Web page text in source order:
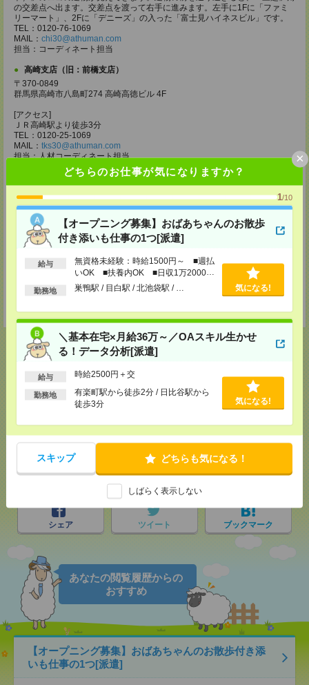
どちらのお仕事が気になりますか？
1/10
【オープニング募集】おばあちゃんのお散歩
付き添いも仕事の1つ[派遣]
給与
無資格未経験：時給1500円～ ■週払
いOK ■扶養内OK ■日収1万2000円
以上
勤務地 巣鴨駅 / 目白駅 / 北池袋駅 / … 気になる!
＼基本在宅×月給36万～／OAスキル生かせ
る！データ分析[派遣]
給与 時給2500円＋交
勤務地
有楽町駅から徒歩2分 / 日比谷駅から
徒歩3分
気になる!
スキップ どちらも気になる！
しばらく表示しない
×
の交差点へ出ます。交差点を渡って右手に進みます。左手に1Fに「ファミ
リーマート」、2Fに「デニーズ」の入った「富士見ハイネスビル」です。
TEL：0120-76-1069
MAIL： chi30@athuman.com
担当：コーディネート担当
高崎支店（旧：前橋支店）
〒370-0849
群馬県高崎市八島町274 高崎高徳ビル 4F
[アクセス]
ＪＲ高崎駅より徒歩3分
TEL：0120-25-1069
MAIL： tks30@athuman.com
担当：人材コーディネート担当
宇都宮支店
〔アクセス〕宇都宮駅より徒歩11分
TEL：0120-25-1069
MAIL： utm30@athuman.com
担当：人材コーディネート担当
茨城県水戸市城南1-2-43 NKCビル 305号
〔アクセス〕水戸駅より徒歩5分
TEL：0120-25-1069
MAIL：hit30@athuman.com
応募ページへ
気になる！
メール で送る LINEで送る
シェア ツイート ブックマーク
あなたの閲覧履歴からの
おすすめ
【オープニング募集】おばあちゃんのお散歩付き添
いも仕事の1つ[派遣]